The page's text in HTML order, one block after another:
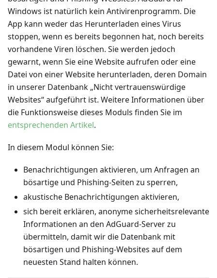
Windows ist natürlich kein Antivirenprogramm. Die
App kann weder das Herunterladen eines Virus
stoppen, wenn es bereits begonnen hat, noch bereits
vorhandene Viren löschen. Sie werden jedoch
gewarnt, wenn Sie eine Website aufrufen oder eine
Datei von einer Website herunterladen, deren Domain
in unserer Datenbank „Nicht vertrauenswürdige
Websites“ aufgeführt ist. Weitere Informationen über
die Funktionsweise dieses Moduls finden Sie im
entsprechenden Artikel.
In diesem Modul können Sie:
Benachrichtigungen aktivieren, um Anfragen an
bösartige und Phishing-Seiten zu sperren,
akustische Benachrichtigungen aktivieren,
sich bereit erklären, anonyme sicherheitsrelevante
Informationen an den AdGuard-Server zu
übermitteln, damit wir die Datenbank mit
bösartigen und Phishing-Websites auf dem
neuesten Stand halten können.